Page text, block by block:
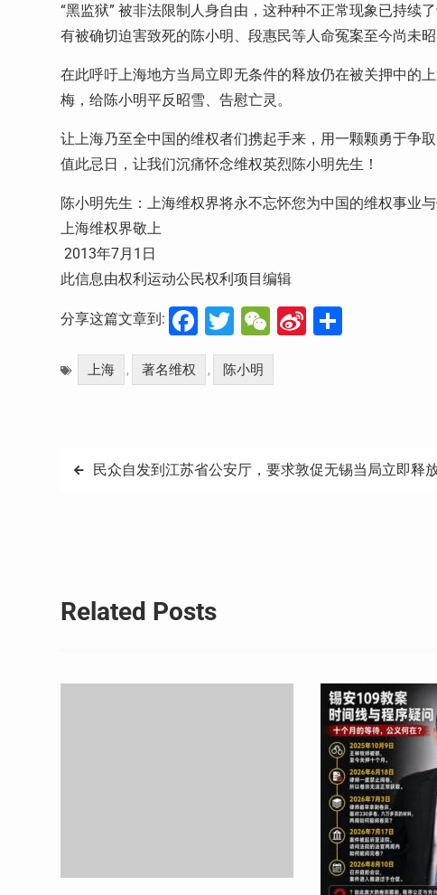
“黑监狱” 被非法限制人身自由，这种种不正常现象已持续
有被确切迫害致死的陈小明、段惠民等人命冤案至今尚未
在此呼吁上海地方当局立即无条件的释放仍在被关押中的
梅，给陈小明平反昭雪、告慰亡灵。
让上海乃至全中国的维权者们携起手来，用一颗颗勇于争
值此忌日，让我们沉痛怀念维权英烈陈小明先生！
陈小明先生：上海维权界将永不忘怀您为中国的维权事业
上海维权界敬上
2013年7月1日
此信息由权利运动公民权利项目编辑
分享这篇文章到: Facebook
Twitter
WeChat
Sina
上海 , 著名维权 , 陈小明
文
民众自发到江苏省公安厅，要求敦促无锡当局立即释
Related Posts